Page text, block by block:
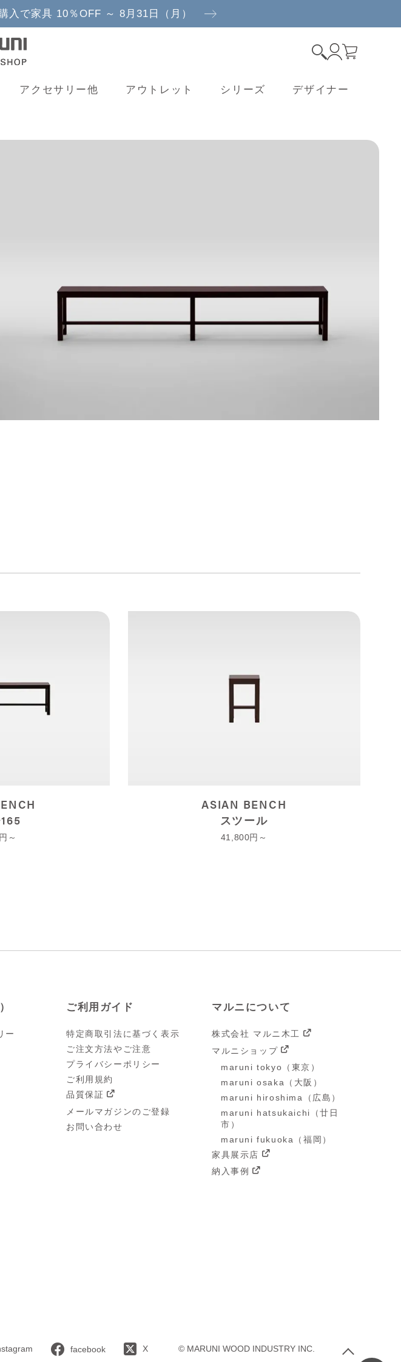
入で家具 10％OFF ～ 8月31日（月）
アクセサリー他 アウトレット シリーズ デザイナー
ASIAN BENCH
スツール
41,800
ー
ご利用ガイド
特定商取引法に基づく表示
ご注文方法やご注意
プライバシーポリシー
ご利用規約
品質保証
メールマガジンのご登録
お問い合わせ
マルニについて
株式会社 マルニ木工
マルニショップ
maruni tokyo（東京）
maruni osaka（大阪）
maruni hiroshima（広島）
maruni hatsukaichi（廿日
市）
maruni fukuoka（福岡）
家具展示店
納入事例
facebook X © MARUNI WOOD INDUSTRY INC.